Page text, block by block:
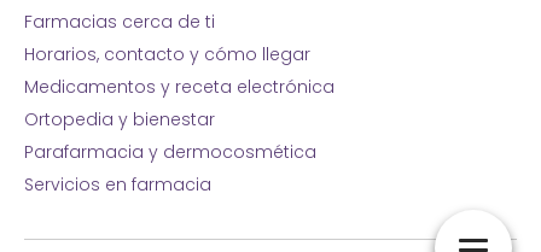
Farmacias cerca de ti
Horarios, contacto y cómo llegar
Medicamentos y receta electrónica
Ortopedia y bienestar
Parafarmacia y dermocosmética
Servicios en farmacia